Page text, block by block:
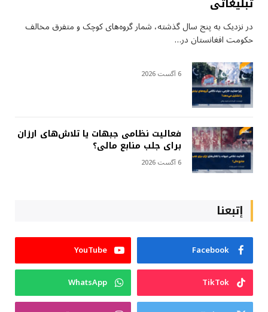
در نزدیک به پنج سال گذشته، شمار گروه‌های کوچک و متفرق مخالف
حکومت افغانستان در…
6 آگست 2026
فعالیت نظامی جبهات یا تلاش‌های ارزان
برای جلب منابع مالی؟
6 آگست 2026
إتبعنا
Facebook
YouTube
TikTok
WhatsApp